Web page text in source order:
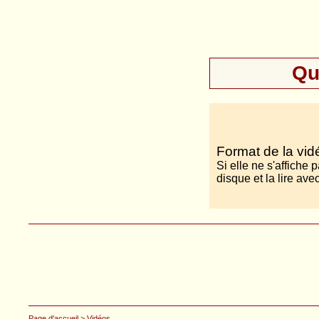
Format de la
Si elle ne s'affiche
disque et la lire